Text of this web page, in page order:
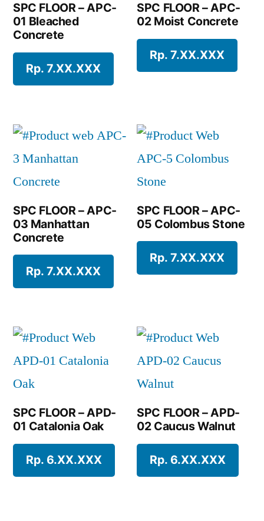
SPC FLOOR – APC-
01 Bleached
Concrete
Rp. 7.XX.XXX
SPC FLOOR – APC-
02 Moist Concrete
Rp. 7.XX.XXX
SPC FLOOR – APC-
03 Manhattan
Concrete
Rp. 7.XX.XXX
SPC FLOOR – APC-
05 Colombus Stone
Rp. 7.XX.XXX
SPC FLOOR – APD-
01 Catalonia Oak
Rp. 6.XX.XXX
SPC FLOOR – APD-
02 Caucus Walnut
Rp. 6.XX.XXX